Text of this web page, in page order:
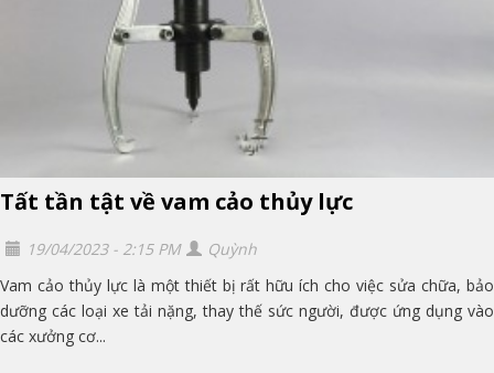
Tất tần tật về vam cảo thủy lực
19/04/2023 - 2:15 PM
Quỳnh
Vam cảo thủy lực là một thiết bị rất hữu ích cho việc sửa chữa, bảo
dưỡng các loại xe tải nặng, thay thế sức người, được ứng dụng vào
các xưởng cơ...